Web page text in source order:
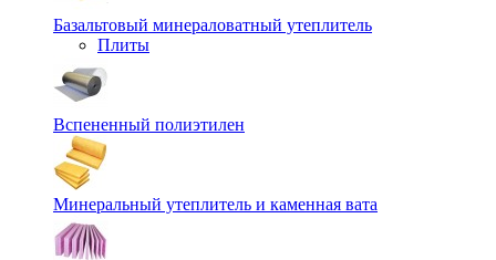
Базальтовый минераловатный утеплитель
Плиты
Вспененный полиэтилен
Минеральный утеплитель и каменная вата